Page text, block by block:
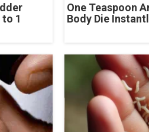
1
One Teaspoon
Body Die